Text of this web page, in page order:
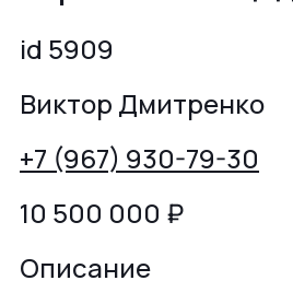
id 5909
Виктор Дмитренко
+7 (967) 930-79-30
10 500 000 ₽
Описание